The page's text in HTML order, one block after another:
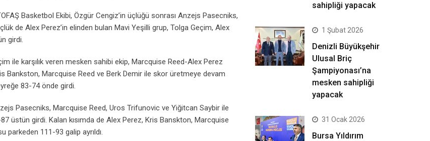
Basketbol Ekibi, Özgür Cengiz’in üçlüğü sonrası Anzejs Pasecniks,
de Alex Perez’in elinden bulan Mavi Yeşilli grup, Tolga Geçim, Alex
girdi.
ile karşılık veren mesken sahibi ekip, Marcquise Reed-Alex Perez
Bankston, Marcquise Reed ve Berk Demir ile skor üretmeye devam
83-74 önde girdi.
Pasecniks, Marcquise Reed, Uros Trifunovic ve Yiğitcan Saybir ile
üstün girdi. Kalan kısımda de Alex Perez, Kris Banskton, Marcquise
parkeden 111-93 galip ayrıldı.
sahipliği yapacak
1 Şubat 2026
Denizli Büyükşehir
Ulusal Briç
Şampiyonası’na
mesken sahipliği
yapacak
31 Ocak 2026
Bursa Yıldırım